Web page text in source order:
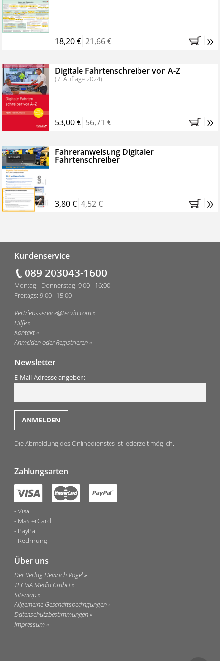
Bestellen Sie jetzt das VerkehrsRundschau Profipaket im
Kennenlern-Abo für zwei Monate (inkl. der derzeitig
Monaten brauchen Sie nichts weiter tun, das
Abonnement endet automatisch, es entstehen keine
weiteren Verpflichtungen.
18,20 € 21,66 € »
Digitale Fahrtenschreiber von A-Z
(7. Auflage 2024)
53,00 € 56,71 € »
Fahreranweisung Digitaler
Fahrtenschreiber
3,80 € 4,52 € »
Kundenservice
089 203043-1600
Montag - Donnerstag: 9:00 - 16:00
Freitags: 9:00 - 15:00
Vertriebsservice@tecvia.com
Hilfe
Kontakt
Anmelden oder Registrieren
Newsletter
E-Mail-Adresse angeben:
Die Abmeldung des Onlinedienstes ist jederzeit möglich.
Zahlungsarten
Visa
MasterCard
PayPal
Rechnung
Über uns
Der Verlag Heinrich Vogel
TECVIA Media GmbH
Sitemap
Allgemeine Geschäftsbedingungen
Datenschutzbestimmungen
Impressum